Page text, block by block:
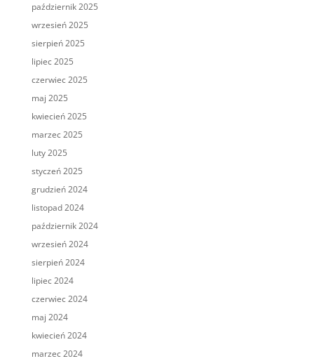
październik 2025
wrzesień 2025
sierpień 2025
lipiec 2025
czerwiec 2025
maj 2025
kwiecień 2025
marzec 2025
luty 2025
styczeń 2025
grudzień 2024
listopad 2024
październik 2024
wrzesień 2024
sierpień 2024
lipiec 2024
czerwiec 2024
maj 2024
kwiecień 2024
marzec 2024